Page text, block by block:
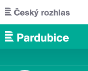
Přejít k hlavnímu obsahu